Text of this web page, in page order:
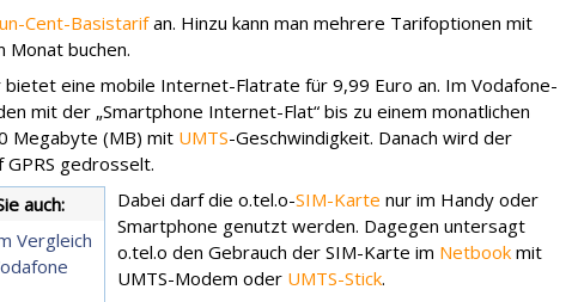
Cent-Basistarifan. Hinzu kann man mehrere Tarifoptionen mit
Monat buchen.
eine mobile Internet-Flatrate für 9,99 Euro an. Im Vodafone-
mit der „Smartphone Internet-Flat“ bis zu einem monatlichen
Megabyte (MB) mit UMTS-Geschwindigkeit. Danach wird der
GPRS gedrosselt.
auch:
Vergleich
Dabei darf die o.tel.o-SIM-Karte nur im Handy oder
Smartphone genutzt werden. Dagegen untersagt
o.tel.o den Gebrauch der SIM-Karte im Netbook mit
UMTS-Modem oder UMTS-Stick.